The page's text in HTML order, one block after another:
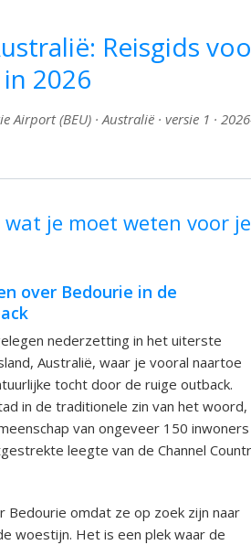
Reisgids
2026
Airport (BEU) · Australië · versie 1 ·
wat je moet weten voor je
over Bedourie in de
nederzetting in het uiterste
Australië, waar je vooral naartoe
tocht door de ruige outback.
in de traditionele zin van het woord,
van ongeveer 150 inwoners
leegte van de Channel
Bedourie omdat ze op zoek zijn naar
woestijn. Het is een plek waar de